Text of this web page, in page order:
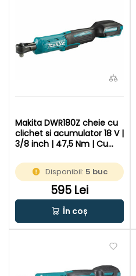
Makita DWR180Z cheie cu
clichet si acumulator 18 V |
3/8 inch | 47,5 Nm | Cu
incarcator | In cutie de
carton original
Disponibil: 5 buc
595 Lei
În coș